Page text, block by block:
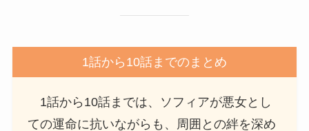
1話から10話までのまとめ
1話から10話までは、ソフィアが悪女とし
ての運命に抗いながらも、周囲との絆を深め